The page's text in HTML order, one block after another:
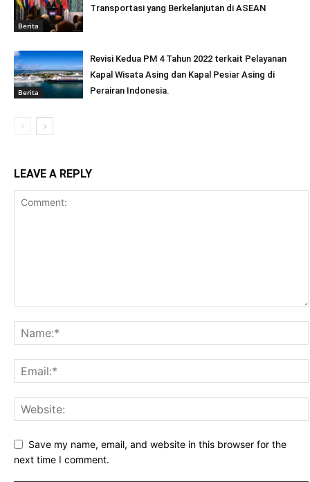
Berita
Transportasi yang Berkelanjutan di ASEAN
Berita
Revisi Kedua PM 4 Tahun 2022 terkait Pelayanan
Kapal Wisata Asing dan Kapal Pesiar Asing di
Perairan Indonesia.
LEAVE A REPLY
Save my name, email, and website in this browser for the
next time I comment.